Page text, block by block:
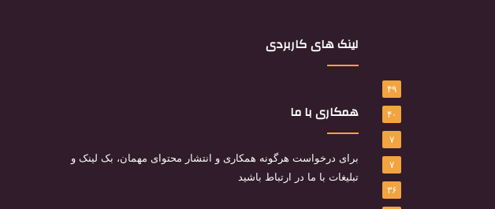
۴۹
۴۰
۷
۷
۳۶
لینک های کاربردی
همکاری با ما
برای درخواست هرگونه همکاری و انتشار محتوای مهمان، بک لینک و
تبلیغات با ما در ارتباط باشید